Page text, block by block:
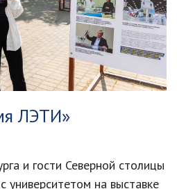
ЛЭТИ»
и гости Северной столицы
университетом на выставке